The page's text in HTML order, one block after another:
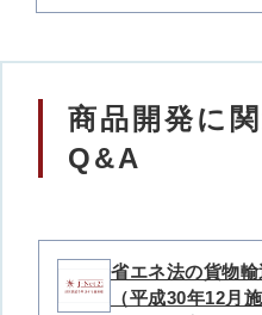
商品開発に
Q&A
省エネ法の貨物
（平成30年12月